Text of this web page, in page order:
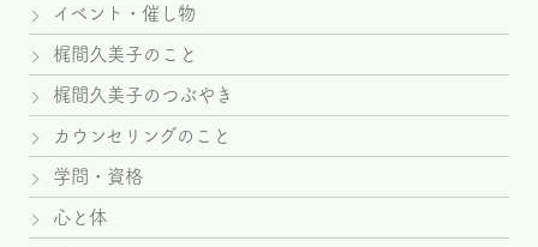
イベント・催し物
梶間久美子のこと
梶間久美子のつぶやき
カウンセリングのこと
学問・資格
心と体